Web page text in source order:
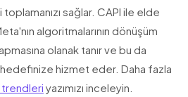
sağlar. CAPI ile elde
algoritmalarının dönüşüm
olanak tanır ve bu da
hedefinize hizmet eder. Daha fazla
trendleri yazımızı inceleyin.